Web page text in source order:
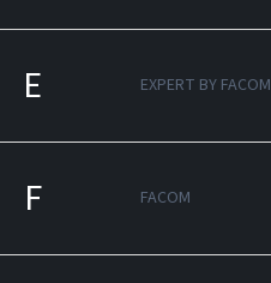
E EXPERT BY FACOM
F FACOM